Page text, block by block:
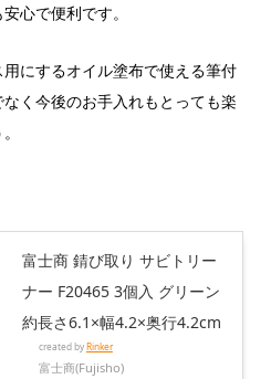
心で便利です。
にするオイル塗布で使える筆付
く今後のお手入れもとっても楽
富士商 錆び取り サビトリー
ナー F20465 3個入 グリーン
約長さ6.1×幅4.2×奥行4.2cm
created byRinker
富士商(Fujisho)